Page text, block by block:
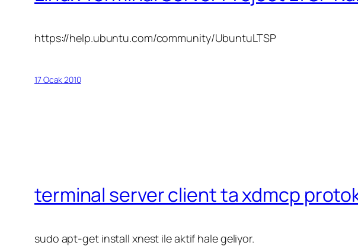
https://help.ubuntu.com/community/UbuntuLTSP
17 Ocak 2010
terminal server client ta xdmcp
sudo apt-get install xnest ile aktif hale geliyor.